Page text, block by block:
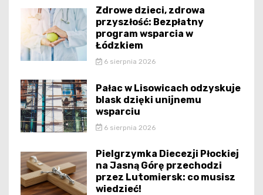
Zdrowe dzieci, zdrowa
przyszłość: Bezpłatny
program wsparcia w
Łódzkiem
6 sierpnia 2026
Pałac w Lisowicach odzyskuje
blask dzięki unijnemu
wsparciu
6 sierpnia 2026
Pielgrzymka Diecezji Płockiej
na Jasną Górę przechodzi
przez Lutomiersk: co musisz
wiedzieć!